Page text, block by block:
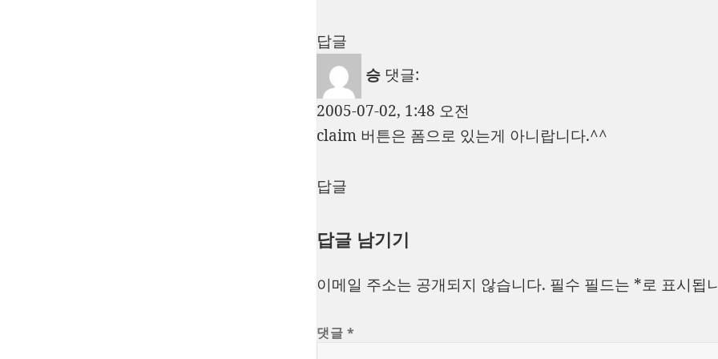
답글
승 댓글:
2005-07-02, 1:48 오전
claim 버튼은 폼으로 있는게 아니랍니다.^^
답글
답글 남기기
이메일 주소는 공개되지 않습니다. 필수 필드는 *로 표시됩
댓글*